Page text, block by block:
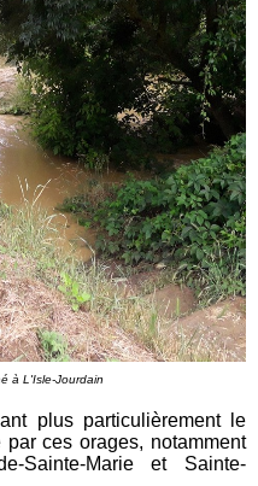
à L'Isle-Jourdain
plus particulièrement le
ces orages, notamment
Sainte-Marie et Sainte-